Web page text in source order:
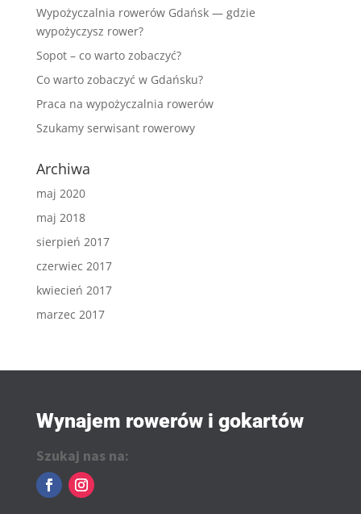
Wypożyczalnia rowerów Gdańsk — gdzie
wypożyczysz rower?
Sopot – co warto zobaczyć?
Co warto zobaczyć w Gdańsku?
Praca na wypożyczalnia rowerów
Szukamy serwisant rowerowy
Archiwa
maj 2020
maj 2018
sierpień 2017
czerwiec 2017
kwiecień 2017
marzec 2017
Wynajem rowerów i gokartów
Szukaj nas na: